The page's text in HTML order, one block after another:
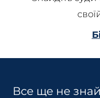
Все ще не